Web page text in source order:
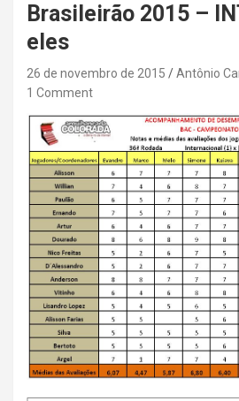
Brasileirão 2015 –
eles
26 de novembro de 2015
Antônio
1 Comment